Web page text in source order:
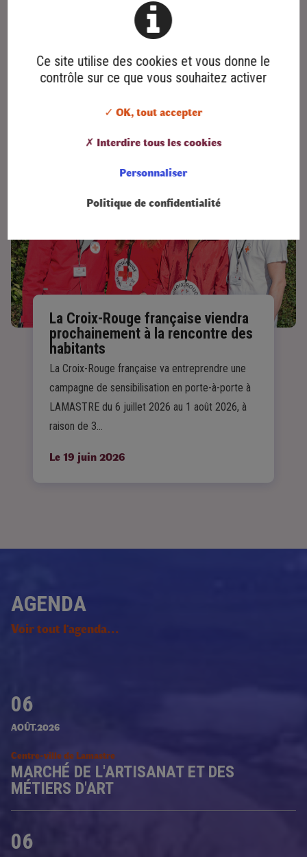
La Croix-Rouge française viendra
prochainement à la rencontre des
habitants
La Croix-Rouge française va entreprendre une
campagne de sensibilisation en porte-à-porte à
LAMASTRE du 6 juillet 2026 au 1 août 2026, à
raison de 3…
Le 19 juin 2026
AGENDA
Voir tout l'agenda...
06
AOÛT.2026
Centre-ville de Lamastre
MARCHÉ DE L'ARTISANAT ET DES
MÉTIERS D'ART
06
Ce site utilise des cookies et vous donne le
contrôle sur ce que vous souhaitez activer
✓ OK, tout accepter
✗ Interdire tous les cookies
Personnaliser
Politique de confidentialité